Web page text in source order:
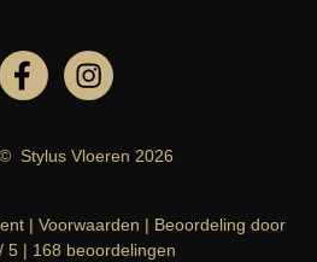
Stylus Vloeren 2026
| Voorwaarden | Beoordeling door
5| 168 beoordelingen